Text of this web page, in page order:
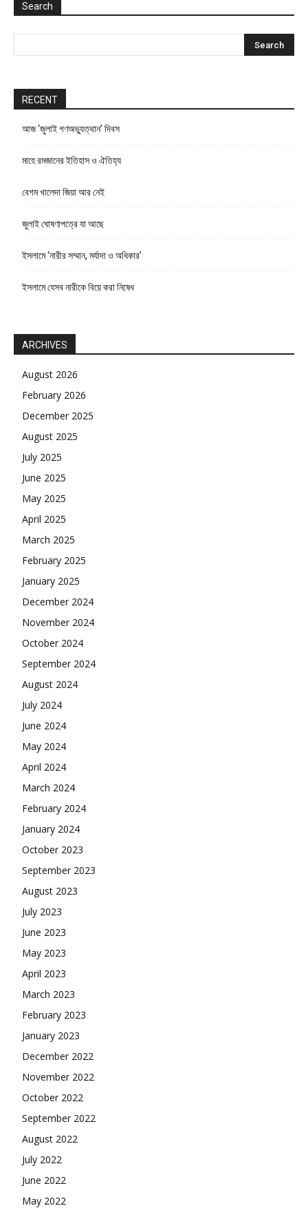
Search
RECENT
আজ ‘জুলাই গণঅভ্যুত্থান’ দিবস
মাহে রমজানের ইতিহাস ও ঐতিহ্য
বেগম খালেদা জিয়া আর নেই
জুলাই ঘোষণাপত্রে যা আছে
ইসলামে ‘নারীর সম্মান, মর্যাদা ও অধিকার’
ইসলামে যেসব নারীকে বিয়ে করা নিষেধ
ARCHIVES
August 2026
February 2026
December 2025
August 2025
July 2025
June 2025
May 2025
April 2025
March 2025
February 2025
January 2025
December 2024
November 2024
October 2024
September 2024
August 2024
July 2024
June 2024
May 2024
April 2024
March 2024
February 2024
January 2024
October 2023
September 2023
August 2023
July 2023
June 2023
May 2023
April 2023
March 2023
February 2023
January 2023
December 2022
November 2022
October 2022
September 2022
August 2022
July 2022
June 2022
May 2022